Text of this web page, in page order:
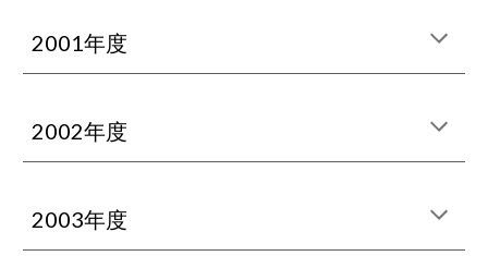
2001年度
2002年度
2003年度